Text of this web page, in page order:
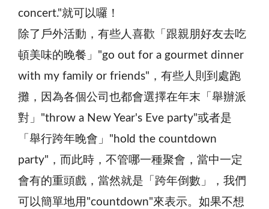
concert."就可以囉！
除了戶外活動，有些人喜歡「跟親朋好友去吃
頓美味的晚餐」"go out for a gourmet dinner
with my family or friends"，有些人則到處跑
攤，因為各個公司也都會選擇在年末「舉辦派
對」"throw a New Year's Eve party"或者是
「舉行跨年晚會」"hold the countdown
party"，而此時，不管哪一種聚會，當中一定
會有的重頭戲，當然就是「跨年倒數」，我們
可以簡單地用"countdown"來表示。如果不想